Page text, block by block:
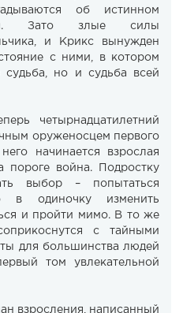
об истинном
Зато злые силы
и Крикс вынужден
с ними, в котором
но и судьба всей
четырнадцатилетний
оруженосцем первого
начинается взрослая
война. Подростку
выбор – попытаться
одиночку изменить
и пройти мимо. В то же
с тайными
для большинства людей
том увлекательной
взросления, написанный